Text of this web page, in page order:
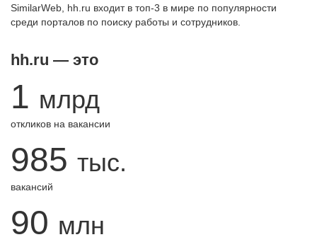
SimilarWeb, hh.ru входит в топ-3 в мире по популярности
среди порталов по поиску работы и сотрудников.
hh.ru — это
1 млрд
откликов на вакансии
985 тыс.
вакансий
90 млн